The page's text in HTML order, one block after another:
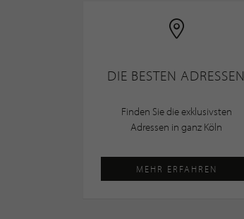
DIE BESTEN ADRESSEN
Finden Sie die exklusivsten
Adressen in ganz Köln
MEHR ERFAHREN